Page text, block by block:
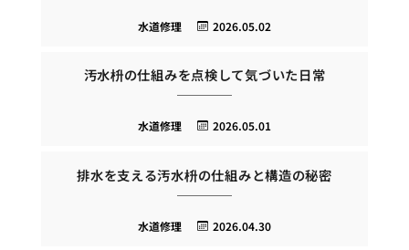
2026.05.02
水道修理
汚水枡の仕組みを点検して気づいた日常
2026.05.01
水道修理
排水を支える汚水枡の仕組みと構造の秘密
2026.04.30
水道修理